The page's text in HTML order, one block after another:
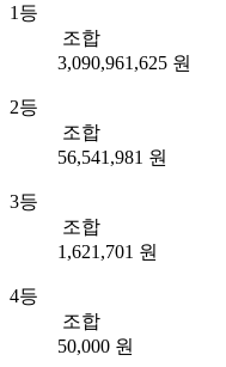
1등
조합
3,090,961,625 원
2등
조합
56,541,981 원
3등
조합
1,621,701 원
4등
조합
50,000 원